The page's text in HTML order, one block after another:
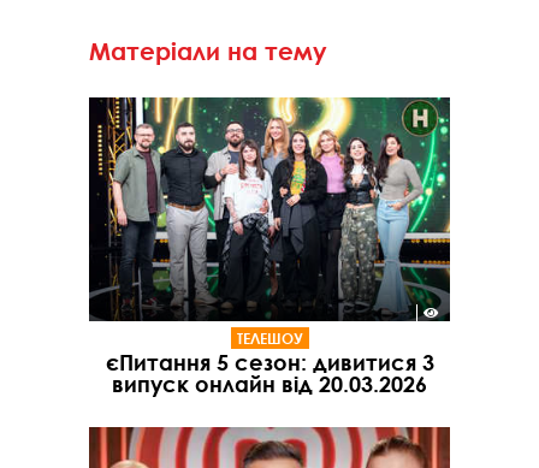
Матеріали на тему
ТЕЛЕШОУ
єПитання 5 сезон: дивитися 3
випуск онлайн від 20.03.2026